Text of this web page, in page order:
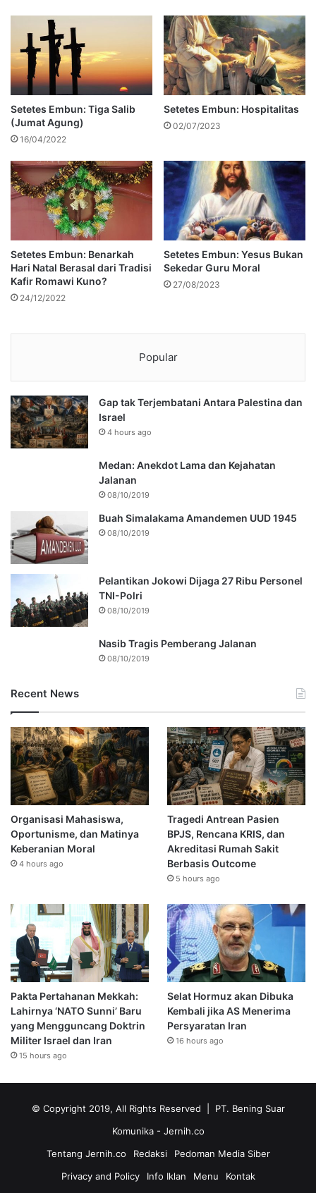
Setetes Embun: Tiga Salib
(Jumat Agung)
16/04/2022
Setetes Embun: Hospitalitas
02/07/2023
Setetes Embun: Benarkah
Hari Natal Berasal dari Tradisi
Kafir Romawi Kuno?
24/12/2022
Setetes Embun: Yesus Bukan
Sekedar Guru Moral
27/08/2023
Popular
Gap tak Terjembatani Antara Palestina dan
Israel
4 hours ago
Medan: Anekdot Lama dan Kejahatan
Jalanan
08/10/2019
Buah Simalakama Amandemen UUD 1945
08/10/2019
Pelantikan Jokowi Dijaga 27 Ribu Personel
TNI-Polri
08/10/2019
Nasib Tragis Pemberang Jalanan
08/10/2019
Recent News
Organisasi Mahasiswa,
Oportunisme, dan Matinya
Keberanian Moral
4 hours ago
Tragedi Antrean Pasien
BPJS, Rencana KRIS, dan
Akreditasi Rumah Sakit
Berbasis Outcome
5 hours ago
Pakta Pertahanan Mekkah:
Lahirnya ‘NATO Sunni’ Baru
yang Mengguncang Doktrin
Militer Israel dan Iran
15 hours ago
Selat Hormuz akan Dibuka
Kembali jika AS Menerima
Persyaratan Iran
16 hours ago
© Copyright 2019, All Rights Reserved | PT. Bening Suar
Komunika - Jernih.co
Tentang Jernih.co
Redaksi
Pedoman Media Siber
Privacy and Policy
Info Iklan Menu Kontak